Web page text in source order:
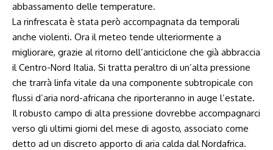
abbassamento delle temperature.
La rinfrescata è stata però accompagnata da temporali
anche violenti. Ora il meteo tende ulteriormente a
migliorare, grazie al ritorno dell’anticiclone che già abbraccia
il Centro-Nord Italia. Si tratta peraltro di un’alta pressione
che trarrà linfa vitale da una componente subtropicale con
flussi d’aria nord-africana che riporteranno in auge l’estate.
Il robusto campo di alta pressione dovrebbe accompagnarci
verso gli ultimi giorni del mese di agosto, associato come
detto ad un discreto apporto di aria calda dal Nordafrica.